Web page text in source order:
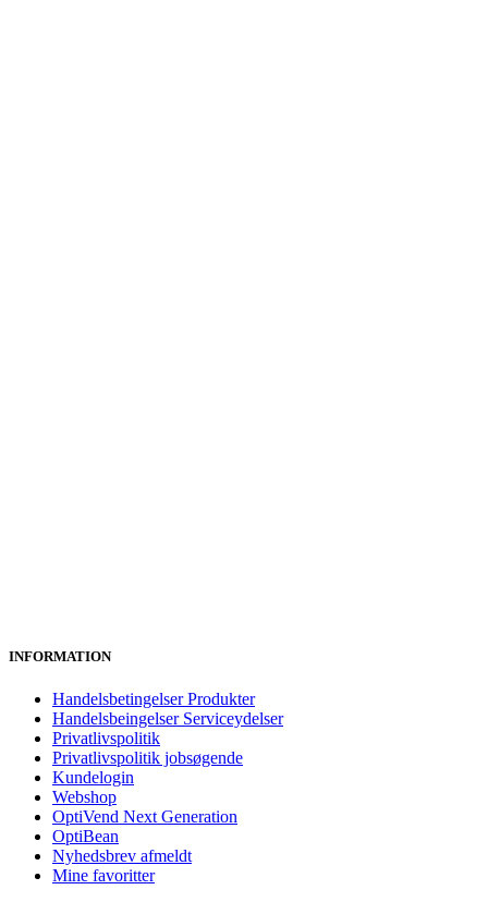
INFORMATION
Handelsbetingelser Produkter
Handelsbeingelser Serviceydelser
Privatlivspolitik
Privatlivspolitik jobsøgende
Kundelogin
Webshop
OptiVend Next Generation
OptiBean
Nyhedsbrev afmeldt
Mine favoritter